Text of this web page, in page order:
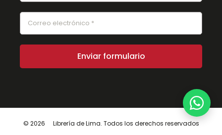
© 2026 Librería de Lima. Todos los derechos reservados